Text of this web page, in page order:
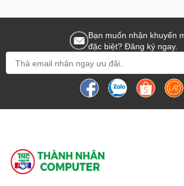
Bạn muốn nhận khuyến
đặc biệt? Đăng ký ngay.